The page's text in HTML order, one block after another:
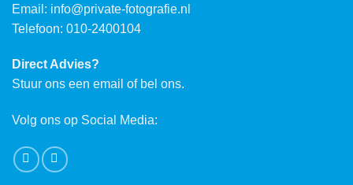
Email: info@private-fotografie.nl
Telefoon: 010-2400104
Direct Advies?
Stuur ons een email of bel ons.
Volg ons op Social Media: